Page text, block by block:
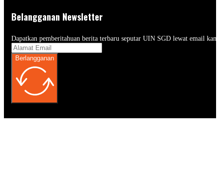
Belangganan Newsletter
Dapatkan pemberitahuan berita terbaru seputar UIN SGD lewat email
Berlangganan